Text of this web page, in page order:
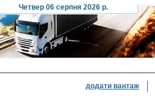
Четвер 06 серпня 2026 р.
додати вантаж